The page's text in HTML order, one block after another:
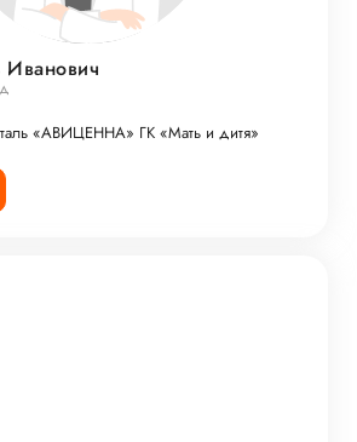
«АВИЦЕННА» ГК «Мать и дитя»